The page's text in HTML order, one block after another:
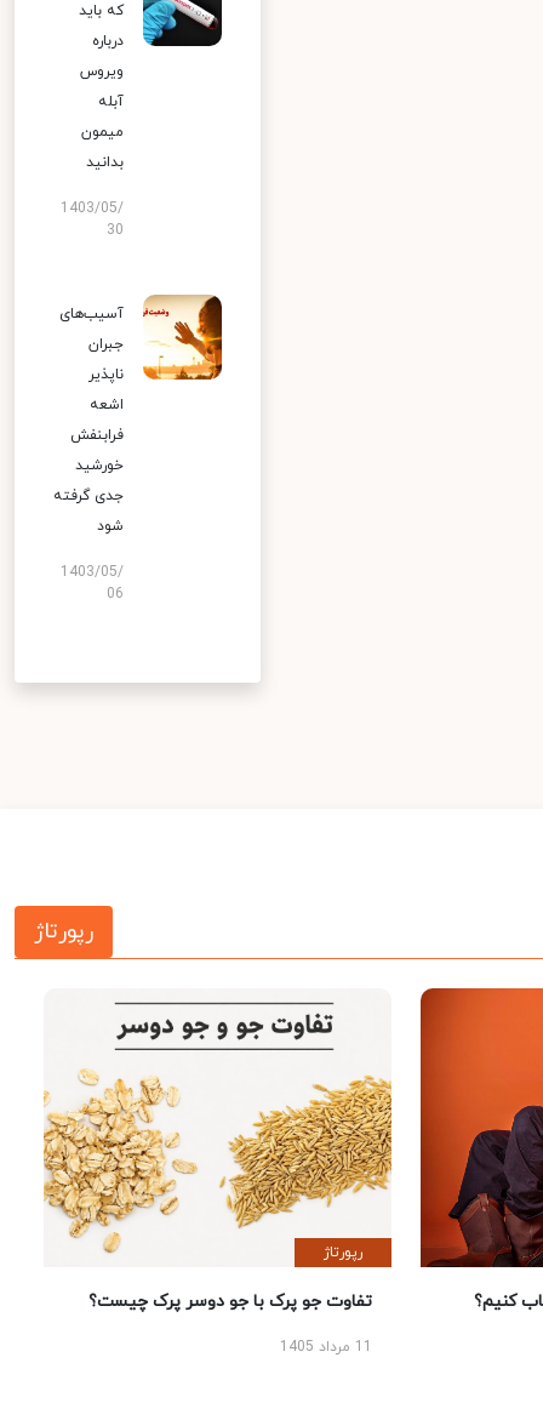
که باید
درباره
ویروس
آبله
میمون
بدانید
1403/05/
30
آسیب‌های
جبران
ناپذیر
اشعه
فرابنفش
خورشید
جدی گرفته
شود
1403/05/
06
رپورتاژ
کنیم؟
رپورتاژ
تفاوت جو پرک با جو دوسر پرک چیست؟